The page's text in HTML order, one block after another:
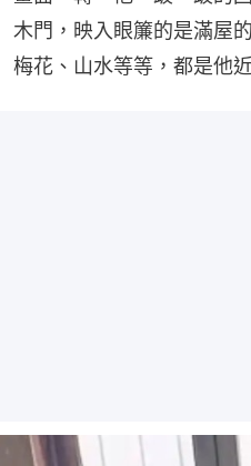
木門，映入眼簾的是滿屋
梅花、山水等等，都是他